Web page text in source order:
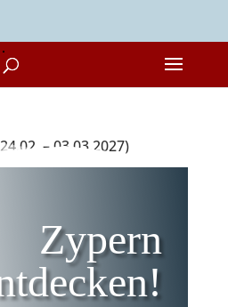
– 03.03.2027)
Zypern